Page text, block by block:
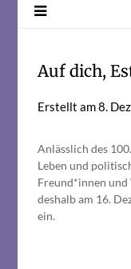
Auf dich,
Erstellt am8.
Anlässlich des
Leben und
Freund*innen
deshalb am 16.
ein.